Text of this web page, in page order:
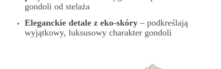
gondoli od stelaża
Eleganckie detale z eko-skóry – podkreślają
wyjątkowy, luksusowy charakter gondoli